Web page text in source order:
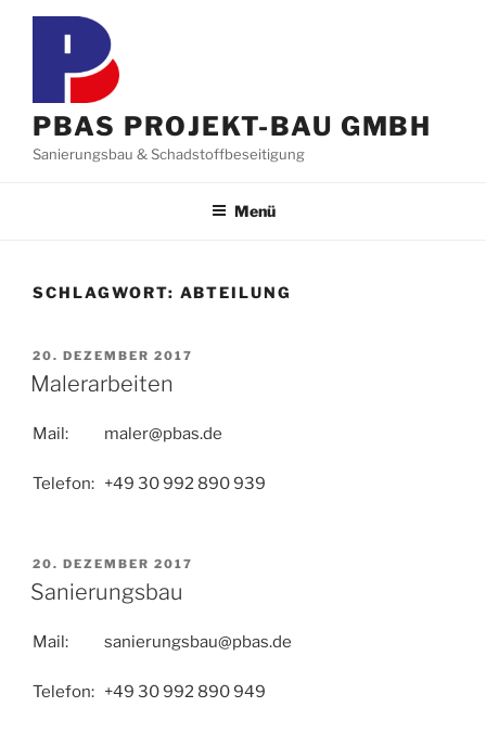
Zum
PBAS PROJEKT-BAU GMBH
Sanierungsbau & Schadstoffbeseitigung
Menü
SCHLAGWORT: ABTEILUNG
VERÖFFENTLICHT
AM
20. DEZEMBER 2017
Malerarbeiten
Mail: maler@pbas.de
Telefon: +49 30 992 890 939
VERÖFFENTLICHT
AM
20. DEZEMBER 2017
Sanierungsbau
Mail: sanierungsbau@pbas.de
Telefon: +49 30 992 890 949